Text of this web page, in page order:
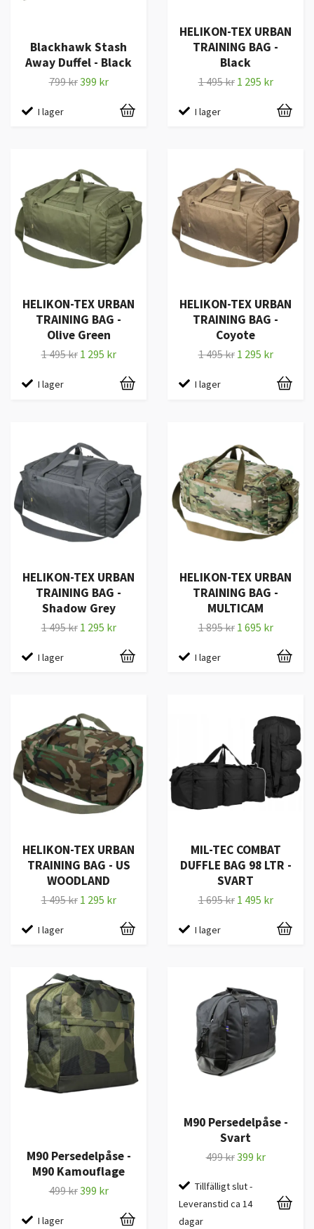
Blackhawk Stash
Away Duffel - Black
799 kr399 kr
I lager
HELIKON-TEX URBAN
TRAINING BAG -
Black
1 495 kr 1 295 kr
I lager
HELIKON-TEX URBAN
TRAINING BAG -
Olive Green
1 495 kr 1 295 kr
I lager
HELIKON-TEX URBAN
TRAINING BAG -
Coyote
1 495 kr 1 295 kr
I lager
HELIKON-TEX URBAN
TRAINING BAG -
Shadow Grey
1 495 kr 1 295 kr
I lager
HELIKON-TEX URBAN
TRAINING BAG -
MULTICAM
1 895 kr 1 695 kr
I lager
HELIKON-TEX URBAN
TRAINING BAG - US
WOODLAND
1 495 kr 1 295 kr
I lager
MIL-TEC COMBAT
DUFFLE BAG 98 LTR -
SVART
1 695 kr 1 495 kr
I lager
M90 Persedelpåse -
M90 Kamouflage
499 kr399 kr
I lager
M90 Persedelpåse -
Svart
499 kr399 kr
Tillfälligt slut -
Leveranstid ca 14
dagar